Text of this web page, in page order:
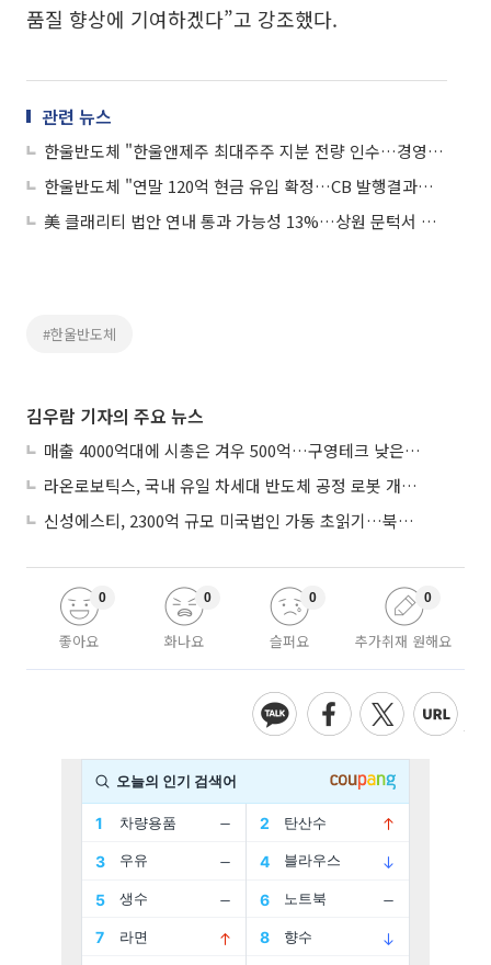
품질 향상에 기여하겠다”고 강조했다.
관련 뉴스
한울반도체 "한울앤제주 최대주주 지분 전량 인수…경영권 불확실성 해소"
한울반도체 "연말 120억 현금 유입 확정…CB 발행결과로 재무 리스크 정리"
美 클래리티 법안 연내 통과 가능성 13%…상원 문턱서 제동
#한울반도체
김우람 기자의 주요 뉴스
매출 4000억대에 시총은 겨우 500억…구영테크 낮은 몸값에 저가 승계 마무리
라온로보틱스, 국내 유일 차세대 반도체 공정 로봇 개발 ‘고객사 테스트 진행’
신성에스티, 2300억 규모 미국법인 가동 초읽기…북미 ESS 공략 본격화
좋아요
0
화나요
0
슬퍼요
0
추가취재 원해요
0